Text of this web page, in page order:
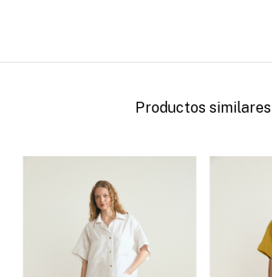
Productos similares